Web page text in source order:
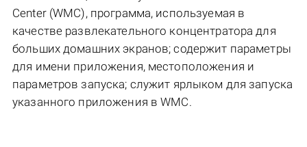
Center (WMC), программа, используемая в
качестве развлекательного концентратора для
больших домашних экранов; содержит параметры
для имени приложения, местоположения и
параметров запуска; служит ярлыком для запуска
указанного приложения в WMC.